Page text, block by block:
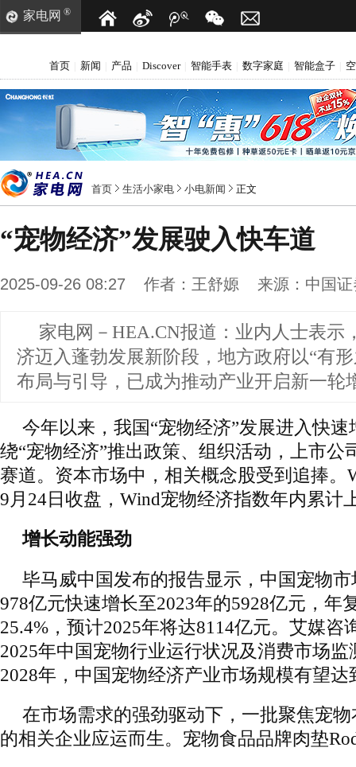
家电网 ®
首页 新闻 产品 Discover 智能手表 数字家庭 智能盒子
首页 生活小家电 小电新闻 正文
“宠物经济”发展驶入快车道
2025-09-26 08:27 作者： 王舒嫄 来源： 中国
家电网－HEA.CN报道： 业内人士表示
济迈入蓬勃发展新阶段，地方政府以“有
布局与引导，已成为推动产业开启新一轮
今年以来，我国“宠物经济”发展进入快
绕“宠物经济”推出政策、组织活动，上市公
赛道。资本市场中，相关概念股受到追捧。
9月24日收盘，Wind宠物经济指数年内累计
增长动能强劲
毕马威中国发布的报告显示，中国宠物
978亿元快速增长至2023年的5928亿元，年
25.4%，预计2025年将达8114亿元。艾媒咨
2025年中国宠物行业运行状况及消费市场
2028年，中国宠物经济产业市场规模有望达
在市场需求的强劲驱动下，一批聚焦宠
的相关企业应运而生。宠物食品品牌肉垫